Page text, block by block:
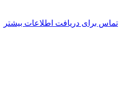
تماس برای دریافت اطلاعات بیشتر